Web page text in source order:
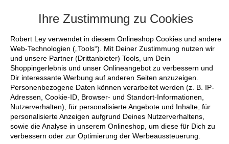
Ihre Zustimmung zu Cookies
Robert Ley verwendet in diesem Onlineshop Cookies und andere
Web-Technologien („Tools“). Mit Deiner Zustimmung nutzen wir
und unsere Partner (Drittanbieter) Tools, um Dein
Shoppingerlebnis und unser Onlineangebot zu verbessern und
Dir interessante Werbung auf anderen Seiten anzuzeigen.
Personenbezogene Daten können verarbeitet werden (z. B. IP-
Adressen, Cookie-ID, Browser- und Standort-Informationen,
Nutzerverhalten), für personalisierte Angebote und Inhalte, für
personalisierte Anzeigen aufgrund Deines Nutzerverhaltens,
sowie die Analyse in unserem Onlineshop, um diese für Dich zu
verbessern oder zur Optimierung der Werbeaussteuerung.